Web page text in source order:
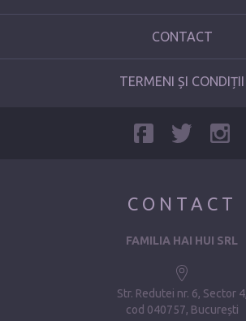
CONTACT
TERMENI ȘI CONDIȚII
CONTACT
FAMILIA HAI HUI SRL
Str. Redutei nr. 6, Sector 4
cod 040757, București